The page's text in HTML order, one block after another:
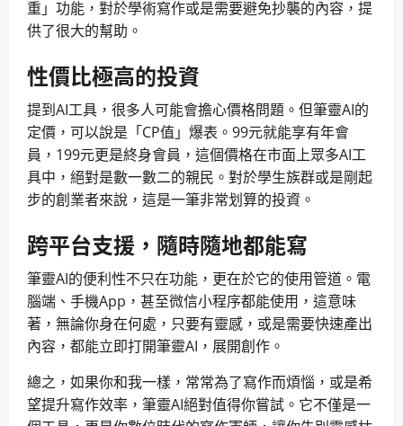
重」功能，對於學術寫作或是需要避免抄襲的內容，提
供了很大的幫助。
性價比極高的投資
提到AI工具，很多人可能會擔心價格問題。但筆靈AI的
定價，可以說是「CP值」爆表。99元就能享有年會
員，199元更是終身會員，這個價格在市面上眾多AI工
具中，絕對是數一數二的親民。對於學生族群或是剛起
步的創業者來說，這是一筆非常划算的投資。
跨平台支援，隨時隨地都能寫
筆靈AI的便利性不只在功能，更在於它的使用管道。電
腦端、手機App，甚至微信小程序都能使用，這意味
著，無論你身在何處，只要有靈感，或是需要快速產出
內容，都能立即打開筆靈AI，展開創作。
總之，如果你和我一樣，常常為了寫作而煩惱，或是希
望提升寫作效率，筆靈AI絕對值得你嘗試。它不僅是一